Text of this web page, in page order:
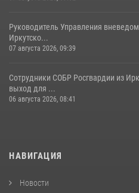
Руководитель Управления
Иркутско...
07 августа 2026, 09:39
Сотрудники СОБР Росгвардии из
выход для ...
06 августа 2026, 08:41
НАВИГАЦИЯ
Новости